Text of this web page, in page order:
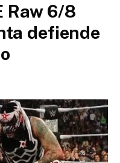
Raw 6/8
defiende